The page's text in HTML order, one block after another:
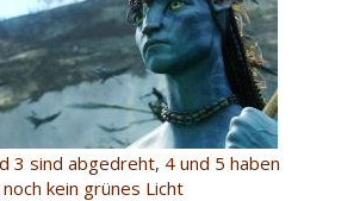
3 sind abgedreht, 4 und 5 haben
noch kein grünes Licht